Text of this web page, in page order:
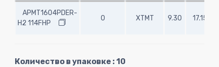
APMT1604PDER-
H2 114FHP
0 XTMT 9.30 17.15
Количество в упаковке : 10